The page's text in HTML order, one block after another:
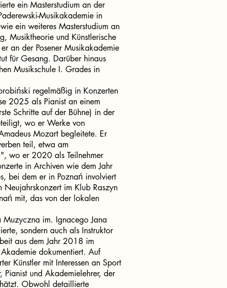
ein Masterstudium an der
Musikakademie in
ein weiteres Masterstudium an
Musiktheorie und Künstlerische
an der Posener Musikakademie
für Gesang. Darüber hinaus
Musikschule I. Grades in
regelmäßig in Konzerten
2025 als Pianist an einem
Schritte auf der Bühne) in der
wo er Werke von
Mozart begleitete. Er
teil, etwa am
wo er 2020 als Teilnehmer
in Archiven wie dem Jahr
bei dem er in Poznań involviert
im Klub Raszyn
mit, das von der lokalen
im. Ignacego Jana
sondern auch als Instruktor
aus dem Jahr 2018 im
dokumentiert. Auf
Künstler mit Interessen an Sport
und Akademielehrer, der
Obwohl detaillierte